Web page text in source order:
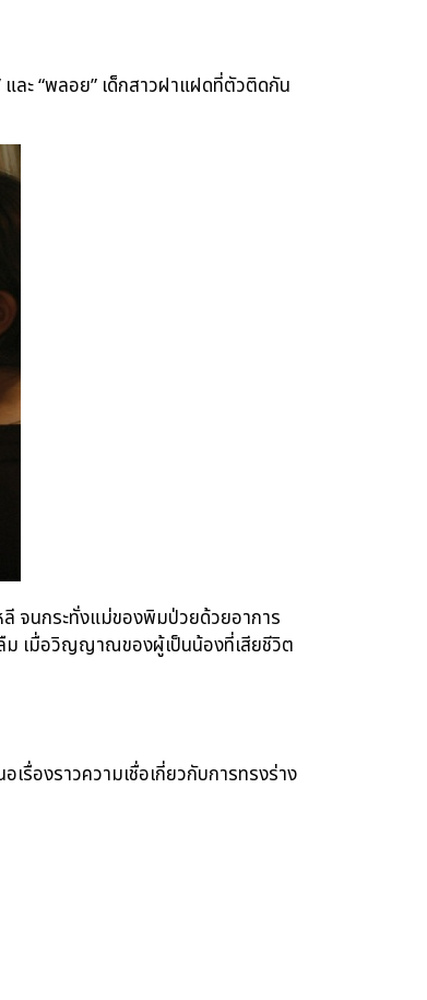
ละ “พลอย” เด็กสาวฝาแฝดที่ตัวติดกัน
จนกระทั่งแม่ของพิมป่วยด้วยอาการ
ม เมื่อวิญญาณของผู้เป็นน้องที่เสียชีวิต
เรื่องราวความเชื่อเกี่ยวกับการทรงร่าง